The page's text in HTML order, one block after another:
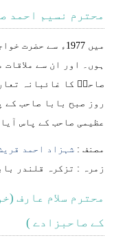
محترم نسیم احمد
میں 1977ء سے
ہوں۔ اور ان سے
صاحبؒ کا غائبانہ
روز صبح بابا صاحب کے
عظیمی صاحب کے پاس
مصنف : شہزاد احمد
⁠⁠⁠زمرہ : تزکرہ قلندر
محترم سلام عارف
کے صاحبزادے )